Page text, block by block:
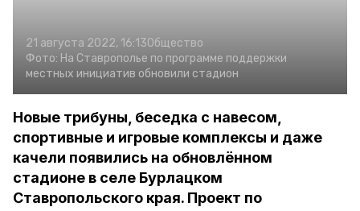
21 августа 2022, 16:13Общество
Фото: На Ставрополье по программе поддержки
местных инициатив обновили стадион
Новые трибуны, беседка с навесом,
спортивные и игровые комплексы и даже
качели появились на обновлённом
стадионе в селе Бурлацком
Ставропольского края. Проект по